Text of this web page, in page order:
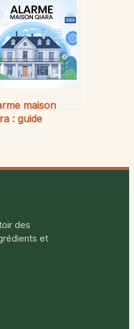
maison
: guide
des
et